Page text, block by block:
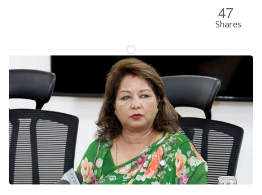
47
Shares